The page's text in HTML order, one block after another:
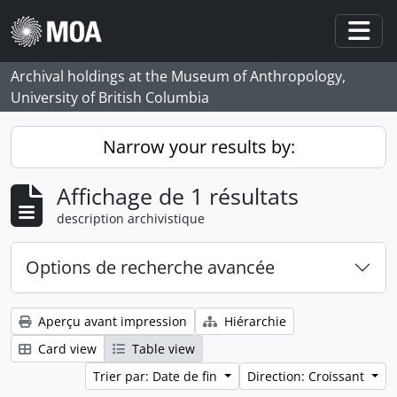
Skip to main content
Archival holdings at the Museum of Anthropology,
University of British Columbia
Narrow your results by:
Affichage de 1 résultats
description archivistique
Options de recherche avancée
Aperçu avant impression
Hiérarchie
Card view
Table view
Trier par: Date de fin
Direction: Croissant